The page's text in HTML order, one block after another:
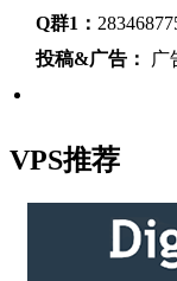
Q群1：
投稿&广告：
广
VPS推荐